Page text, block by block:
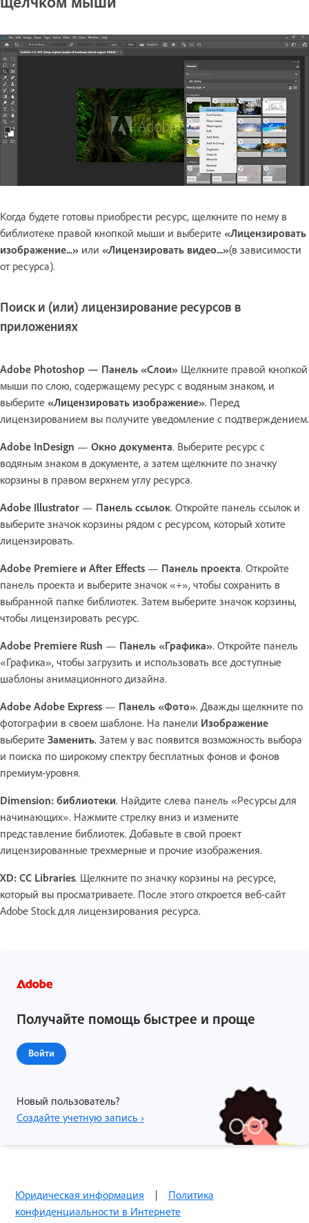
Когда будете готовы приобрести ресурс, щелкните по нему в
библиотеке правой кнопкой мыши и выберите «Лицензировать
изображение...» или «Лицензировать видео...»(в зависимости
от ресурса).
Поиск и (или) лицензирование ресурсов в
приложениях
Adobe Photoshop — Панель «Слои» Щелкните правой кнопкой
мыши по слою, содержащему ресурс с водяным знаком, и
выберите «Лицензировать изображение». Перед
лицензированием вы получите уведомление с подтверждением.
Adobe InDesign — Окно документа. Выберите ресурс с
водяным знаком в документе, а затем щелкните по значку
корзины в правом верхнем углу ресурса.
Adobe Illustrator — Панель ссылок. Откройте панель ссылок и
выберите значок корзины рядом с ресурсом, который хотите
лицензировать.
Adobe Premiere и After Effects — Панель проекта. Откройте
панель проекта и выберите значок «+», чтобы сохранить в
выбранной папке библиотек. Затем выберите значок корзины,
чтобы лицензировать ресурс.
Adobe Premiere Rush — Панель «Графика». Откройте панель
«Графика», чтобы загрузить и использовать все доступные
шаблоны анимационного дизайна.
Adobe Adobe Express — Панель «Фото». Дважды щелкните по
фотографии в своем шаблоне. На панели Изображение
выберите Заменить. Затем у вас появится возможность выбора
и поиска по широкому спектру бесплатных фонов и фонов
премиум-уровня.
Dimension: библиотеки. Найдите слева панель «Ресурсы для
начинающих». Нажмите стрелку вниз и измените
представление библиотек. Добавьте в свой проект
лицензированные трехмерные и прочие изображения.
XD: CC Libraries. Щелкните по значку корзины на ресурсе,
который вы просматриваете. После этого откроется веб-сайт
Adobe Stock для лицензирования ресурса.
Получайте помощь быстрее и проще
Войти
Новый пользователь?
Создайте учетную запись ›
Юридическая информация | Политика
конфиденциальности в Интернете